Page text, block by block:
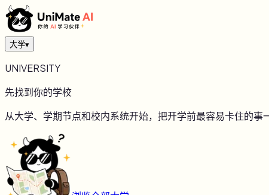
大学▾
UNIVERSITY
先找到你的学校
从大学、学期节点和校内系统开始，把开学前最容易卡住的事